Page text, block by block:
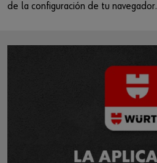
de la configuración de tu navegador.